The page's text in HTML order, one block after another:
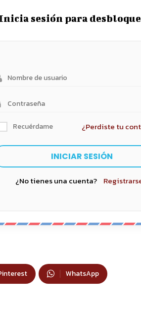
sesión para
Recuérdame ¿Perdiste tu
¿No tienes una cuenta?
WhatsApp